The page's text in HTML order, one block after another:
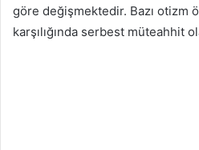
göre değişmektedir. Bazı otizm
karşılığında serbest müteahhit